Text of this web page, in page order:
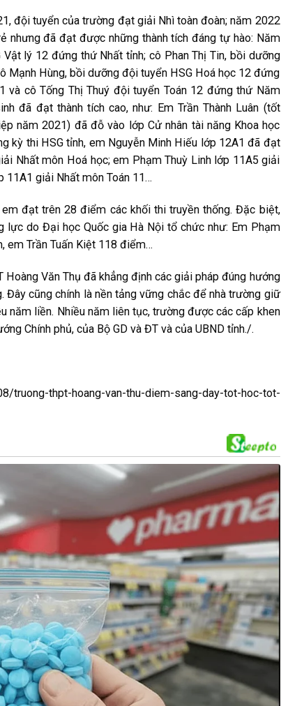
đội tuyển của trường đạt giải Nhì toàn đoàn; năm 2022
nhưng đã đạt được những thành tích đáng tự hào: Năm
lý 12 đứng thứ Nhất tỉnh; cô Phan Thị Tin, bồi dưỡng
Mạnh Hùng, bồi dưỡng đội tuyển HSG Hoá học 12 đứng
và cô Tống Thị Thuý đội tuyển Toán 12 đứng thứ Năm
đã đạt thành tích cao, như: Em Trần Thành Luân (tốt
năm 2021) đã đỗ vào lớp Cử nhân tài năng Khoa học
kỳ thi HSG tỉnh, em Nguyễn Minh Hiếu lớp 12A1 đã đạt
Nhất môn Hoá học; em Phạm Thuỳ Linh lớp 11A5 giải
11A1 giải Nhất môn Toán 11…
đạt trên 28 điểm các khối thi truyền thống. Đặc biệt,
do Đại học Quốc gia Hà Nội tổ chức như: Em Phạm
em Trần Tuấn Kiệt 118 điểm…
Văn Thụ đã khẳng định các giải pháp đúng hướng
cũng chính là nền tảng vững chắc để nhà trường giữ
năm liền. Nhiều năm liên tục, trường được các cấp khen
Chính phủ, của Bộ GD và ĐT và của UBND tỉnh./.
thpt-hoang-van-thu-diem-sang-day-tot-hoc-tot-